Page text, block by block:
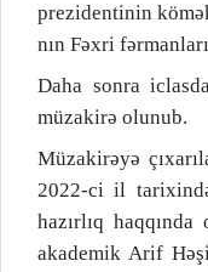
prezidentinin
nın Fəxri
Daha sonra
müzakirə olunub.
Müzakirəyə
2022-ci il
hazırlıq
akademik Arif